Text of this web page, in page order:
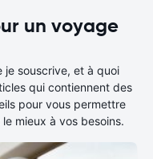
un voyage
je souscrive, et à quoi
qui contiennent des
pour vous permettre
mieux à vos besoins.